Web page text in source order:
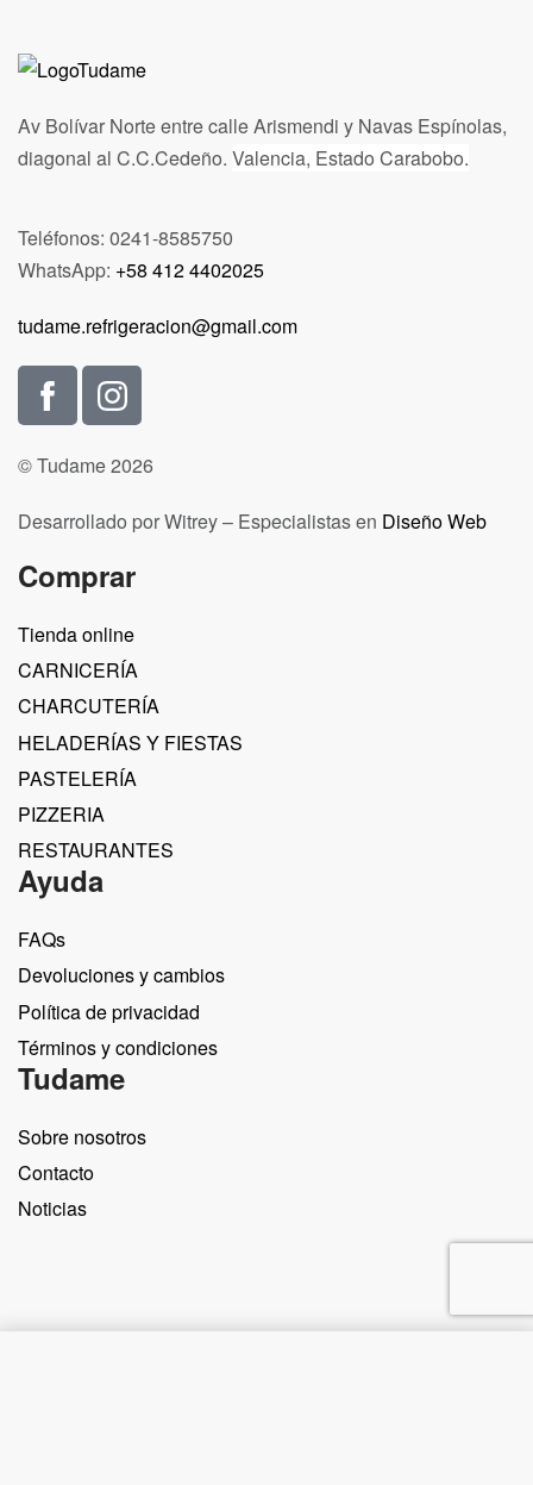
Av Bolívar Norte entre calle Arismendi y Navas Espínolas,
diagonal al C.C.Cedeño. Valencia, Estado Carabobo.
Teléfonos: 0241-8585750
WhatsApp: +58 412 4402025
tudame.refrigeracion@gmail.com
© Tudame 2026
Desarrollado por Witrey – Especialistas en Diseño Web
Comprar
Tienda online
CARNICERÍA
CHARCUTERÍA
HELADERÍAS Y FIESTAS
PASTELERÍA
PIZZERIA
RESTAURANTES
Ayuda
FAQs
Devoluciones y cambios
Política de privacidad
Términos y condiciones
Tudame
Sobre nosotros
Contacto
Noticias